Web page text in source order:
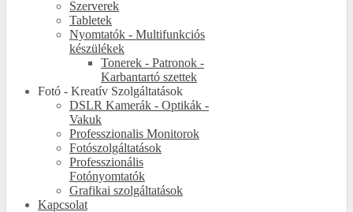
Szerverek
Tabletek
Nyomtatók - Multifunkciós
készülékek
Tonerek - Patronok -
Karbantartó szettek
Fotó - Kreatív Szolgáltatások
DSLR Kamerák - Optikák -
Vakuk
Professzionalis Monitorok
Fotószolgáltatások
Professzionális
Fotónyomtatók
Grafikai szolgáltatások
Kapcsolat